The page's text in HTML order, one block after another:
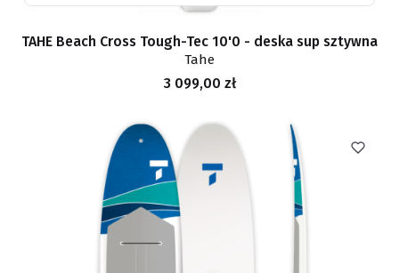
TAHE Beach Cross Tough-Tec 10'0 - deska sup sztywna
Tahe
Cena
3 099,00 zł